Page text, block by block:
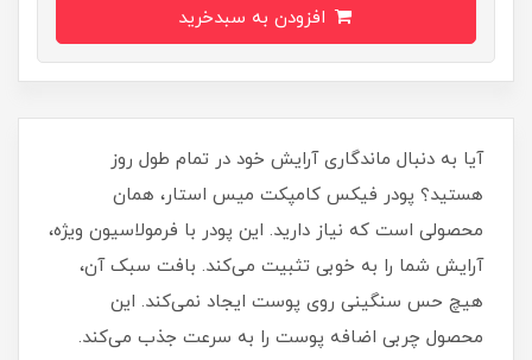
آیا به دنبال ماندگاری آرایش خود در تمام طول روز
هستید؟ پودر فیکس کامپکت میس استار، همان
محصولی است که نیاز دارید. این پودر با فرمولاسیون ویژه،
آرایش شما را به خوبی تثبیت می‌کند. بافت سبک آن،
هیچ حس سنگینی روی پوست ایجاد نمی‌کند. این
محصول چربی اضافه پوست را به سرعت جذب می‌کند.